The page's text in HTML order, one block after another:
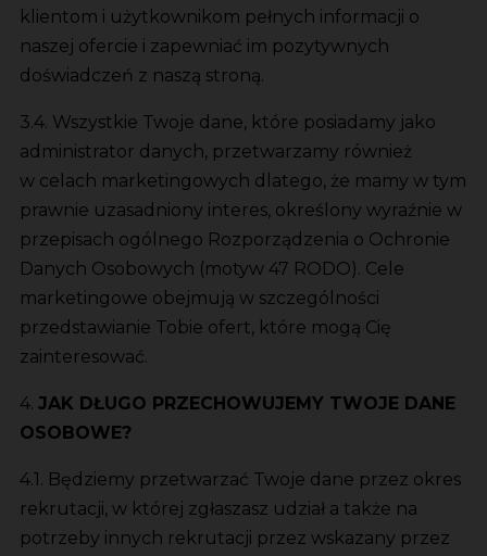
klientom i użytkownikom pełnych informacji o
naszej ofercie i zapewniać im pozytywnych
doświadczeń z naszą stroną.
3.4. Wszystkie Twoje dane, które posiadamy jako
administrator danych, przetwarzamy również
w celach marketingowych dlatego, że mamy w tym
prawnie uzasadniony interes, określony wyraźnie w
przepisach ogólnego Rozporządzenia o Ochronie
Danych Osobowych (motyw 47 RODO). Cele
marketingowe obejmują w szczególności
przedstawianie Tobie ofert, które mogą Cię
zainteresować.
4. JAK DŁUGO PRZECHOWUJEMY TWOJE DANE
OSOBOWE?
4.1. Będziemy przetwarzać Twoje dane przez okres
rekrutacji, w której zgłaszasz udział a także na
potrzeby innych rekrutacji przez wskazany przez